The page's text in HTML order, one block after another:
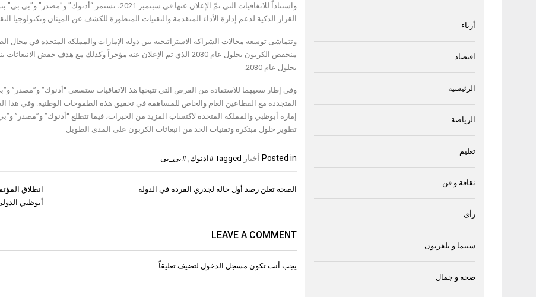
واستناداً للاتفاقيات التي تمّ الإعلان عنها في سبتمبر
القرار الذكية لدعم إدارة الأداء المتقدمة والتقنيات المتطورة للكشف عن الميثان وتكنولوجيا
بحلول عام 2030.
وفي إطار سعيهما للاستفادة من الفرص التي تتيحها هذ الاتفاقيات ستسعى “أدنوك” و”مصدر”
المتجددة مع القطاعين العام والخاص للمساهمة في تحقيق هذه الطموحات الوطنية. وفي هذا
إمارة أبوظبي والمملكة المتحدة لاكتساب المزيد من الخبرات، فيما تتطلع “أدنوك” و”مصدر”
تطوير حلول مبتكرة وتقنيات الحد من انبعاثات الكربون على المدى الطويل
Posted in أخبار Tagged #ادنوك #بى_بى
تصفّح
انطلاق
أبوظبي الدولي
الصحة تعلن رصد أول حالة لجدري القردة في الدولة
LEAVE A COMMENT
يجب أنت تكون مسجل الدخول لتضيف تعليقاً.
أزياء
اقتصاد
الرئيسية
الرياضة
تعليم
ثقافة و فن
رأى
سينما و تلفزيون
صحة و جمال